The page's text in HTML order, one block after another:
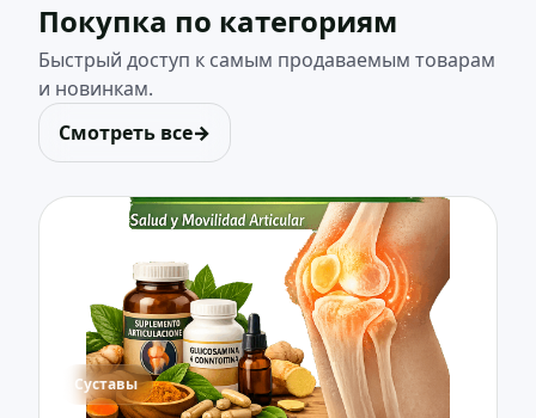
Покупка по категориям
Быстрый доступ к самым продаваемым товарам
и новинкам.
Смотреть все→
Суставы